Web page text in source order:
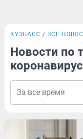
КУЗБАСС ВСЕ
Новости по